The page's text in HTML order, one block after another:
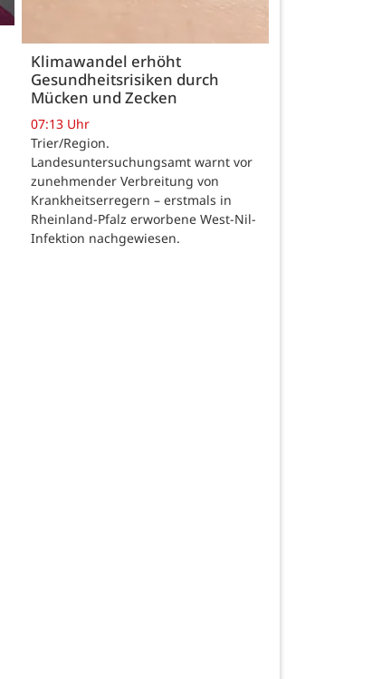
Klimawandel erhöht
Gesundheitsrisiken durch
Mücken und Zecken
07:13 Uhr
Trier/Region.
Landesuntersuchungsamt warnt vor
zunehmender Verbreitung von
Krankheitserregern – erstmals in
Rheinland-Pfalz erworbene West-Nil-
Infektion nachgewiesen.